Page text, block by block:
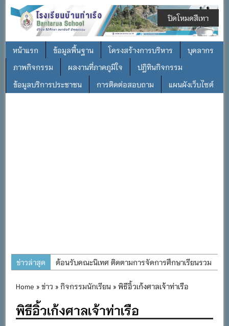
หน้าแรก ข้อมูลพื้นฐาน โครงสร้างการบริหาร
บุคลากร
ภาพกิจกรรม
ผลงานที่ภาคภูมิใจ
ปฎิทินกิจกรรม
ข้อมูลบริการประชาชน
การติดต่อสอบถาม แผนผังเว็บไซต์
ข่าวล่าสุด
ต้อนรับคณะนิเทศ ติดตามการจัดการศึกษาเรียนรวม
การอบรมการจัดทำแผนพัฒนาการจัดการศึกษาและ
แผนปฏิบัติการประจำปีของโรงเรียนในสังกัด
สำนักงานเขตพื้นที่การศึกษาประถมศึกษาภูเก็ต
Home »ข่าว »กิจกรรมนักเรียน » พิธีอิ้วเก้งศาลเจ้าท่าเรือ
พิธีอิ้วเก้งศาลเจ้าท่าเรือ
ปิดโหมดสีเทา